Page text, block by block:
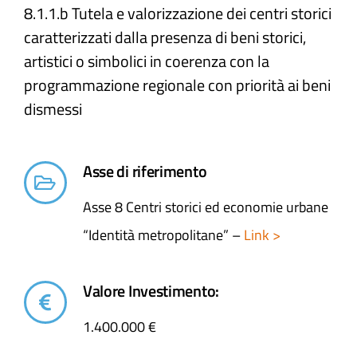
8.1.1.b Tutela e valorizzazione dei centri storici
caratterizzati dalla presenza di beni storici,
artistici o simbolici in coerenza con la
programmazione regionale con priorità ai beni
dismessi​
Asse di riferimento
Asse 8 Centri storici ed economie urbane
“Identità metropolitane” –Link >
Valore Investimento:
1.400.000 €